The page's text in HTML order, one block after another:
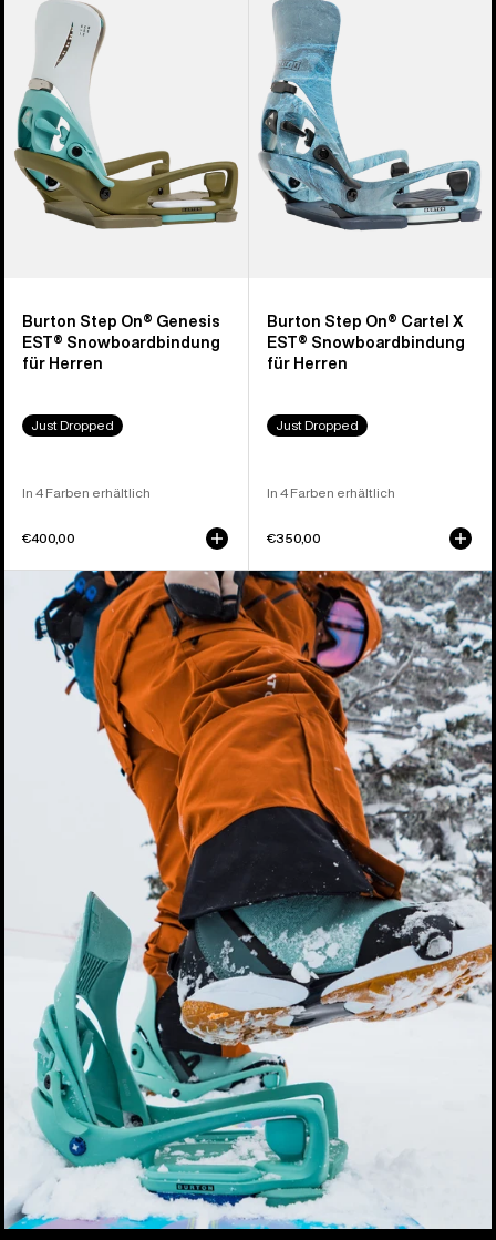
Genesis
Snowboardbindung
für
Herren
Burton Step On® Genesis
EST® Snowboardbindung
für Herren
Just Dropped
In 4 Farben erhältlich
€400,00
Cartel
EST®
Snowboardbindung
für
Herren
Burton Step On® Cartel X
EST® Snowboardbindung
für Herren
Just Dropped
In 4 Farben erhältlich
€350,00